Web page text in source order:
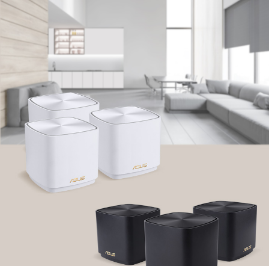
budou produkty distribuovány ve Spojených státech a Kanadě. Pro
informace o lokálně dostupných produktech navštivte webové stránky
příslušného státu.
Veškeré technické parametry mohou být bez předchozího upozornění
změněny. Přesné nabídky naleznete u svého dodavatele. Produkty
nemusí být dostupné na všech trzích.
Technické údaje a vlastnosti produktů se liší podle typu modelu. Všechny
obrázky mají pouze ilustrativní charakter. Pro více informací a detailní
popis navštivte stránky jednotlivých produktů.
Barva PCB a verze přibaleného softwaru mohou být bez předchozího
upozornění změněny.
Značky a názvy produktů uvedené v tomto textu jsou ochrannými
Výrazy HDMI, HDMI High-Definition Multimedia Interface, vizuální
podoba HDMI a loga HDMI jsou ochranné známky nebo registrované
ochranné známky společnosti HDMI Licensing Administrator, Inc. ve
Spojených státech a dalších zemích.
Skutečné přenosové rychlosti portů USB 3.0, 3.1, 3.2 a/nebo Type-C se liší
v závislosti na mnoha faktorech, včetně výpočetní rychlosti hostitelského
zařízení, atributů souborů a dalších faktorů souvisejících s konfigurací